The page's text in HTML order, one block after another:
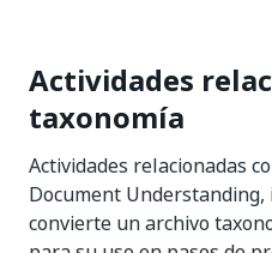
Actividades
taxonomía
Actividades relacionadas
Document
convierte un archivo